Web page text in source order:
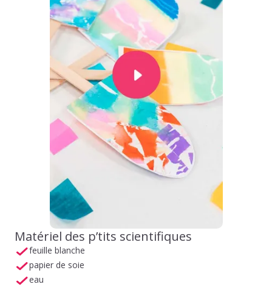
Matériel des p’tits scientifiques
feuille blanche
papier de soie
eau